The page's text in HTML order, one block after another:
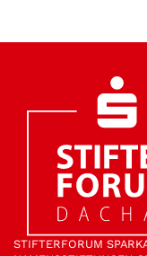
STIFTER­FORUM